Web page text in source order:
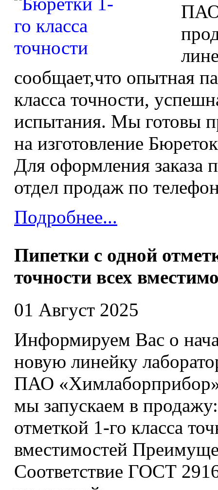
ПАО
сообщает,что опытная
класса точности,
испытания. Мы готовы
на изготовление
Для оформления заказа
отдел продаж по
Подробнее...
Пипетки с одной
точности всех
01 Август 2025
Информируем Вас о
новую линейку
ПАО
мы запускаем в
отметкой 1-го класса
вместимостей
Соответствие ГОСТ